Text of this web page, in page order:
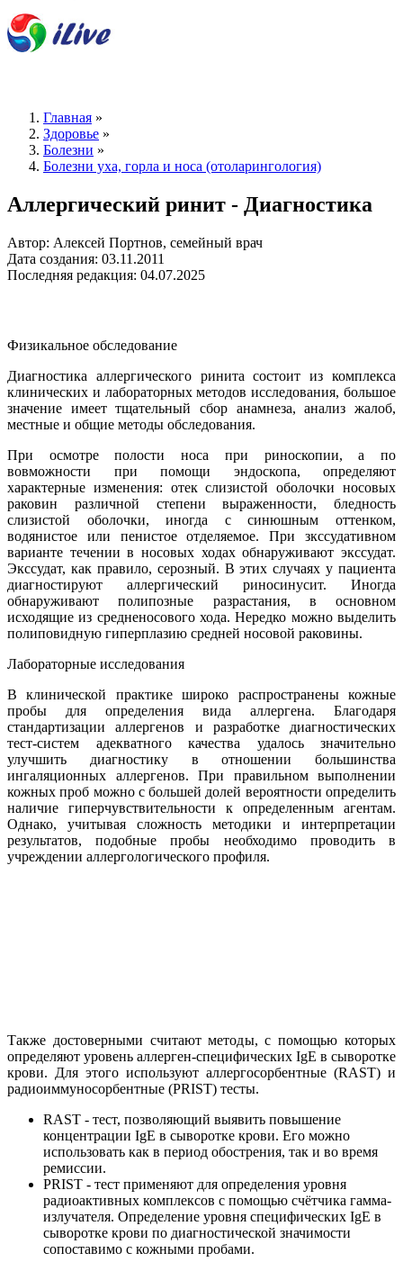
Главная »
Здоровье »
Болезни »
Болезни уха, горла и носа (отоларингология)
Аллергический ринит - Диагностика
Автор: Алексей Портнов, семейный врач
Дата создания: 03.11.2011
Последняя редакция: 04.07.2025
Физикальное обследование
Диагностика аллергического ринита состоит из комплекса
клинических и лабораторных методов исследования, большое
значение имеет тщательный сбор анамнеза, анализ жалоб,
местные и общие методы обследования.
При осмотре полости носа при риноскопии, а по
вовможности при помощи эндоскопа, определяют
характерные изменения: отек слизистой оболочки носовых
раковин различной степени выраженности, бледность
слизистой оболочки, иногда с синюшным оттенком,
водянистое или пенистое отделяемое. При зкссудативном
варианте течении в носовых ходах обнаруживают экссудат.
Экссудат, как правило, серозный. В этих случаях у пациента
диагностируют аллергический риносинусит. Иногда
обнаруживают полипозные разрастания, в основном
исходящие из средненосового хода. Нередко можно выделить
полиповидную гиперплазию средней носовой раковины.
Лабораторные исследования
В клинической практике широко распространены кожные
пробы для определения вида аллергена. Благодаря
стандартизации аллергенов и разработке диагностических
тест-систем адекватного качества удалось значительно
улучшить диагностику в отношении большинства
ингаляционных аллергенов. При правильном выполнении
кожных проб можно с большей долей вероятности определить
наличие гиперчувствительности к определенным агентам.
Однако, учитывая сложность методики и интерпретации
результатов, подобные пробы необходимо проводить в
учреждении аллергологического профиля.
Также достоверными считают методы, с помощью которых
определяют уровень аллерген-специфических IgE в сыворотке
крови. Для этого используют аллергосорбентные (RAST) и
радиоиммуносорбентные (PRIST) тесты.
RAST - тест, позволяющий выявить повышение
концентрации IgE в сыворотке крови. Его можно
использовать как в период обострения, так и во время
ремиссии.
PRIST - тест применяют для определения уровня
радиоактивных комплексов с помощью счётчика гамма-
излучателя. Определение уровня специфических IgE в
сыворотке крови по диагностической значимости
сопоставимо с кожными пробами.